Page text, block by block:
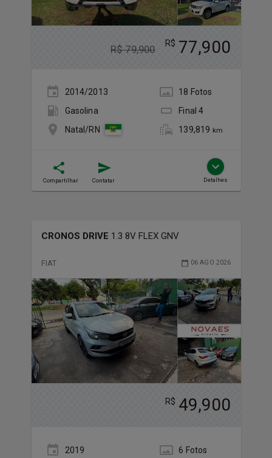
R$79,900 R$ 77,900
2014/2013 18 Fotos
Gasolina
Final4
Natal/RN
139,819 km
Compartilhar Contatar Detalhes
CRONOS DRIVE 1.3 8V FLEX GNV
FIAT 06 AGO 2026
R$ 49,900
2019 6 Fotos